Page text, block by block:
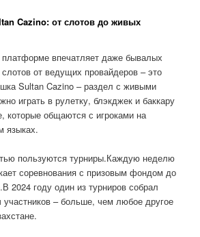
Cazino: от слотов до живых
платформе впечатляет даже бывалых
от ведущих провайдеров – это
Sultan Cazino – раздел с живыми
играть в рулетку, блэкджек и баккару
которые общаются с игроками на
языках.
пользуются турниры.Каждую неделю
соревнования с призовым фондом до
2024 году один из турниров собрал
участников – больше, чем любое другое